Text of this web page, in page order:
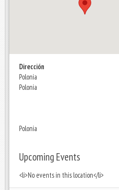
Dirección
Polonia
Polonia
Polonia
Upcoming Events
<li>No events in this location</li>